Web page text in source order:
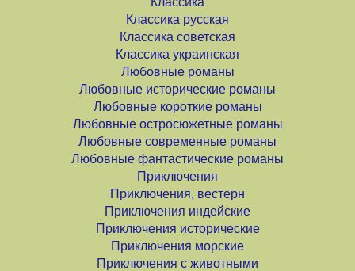
Классика русская
Классика советская
Классика украинская
Любовные романы
Любовные исторические романы
Любовные короткие романы
Любовные остросюжетные романы
Любовные современные романы
Любовные фантастические романы
Приключения
Приключения, вестерн
Приключения индейские
Приключения исторические
Приключения морские
Приключения с животными